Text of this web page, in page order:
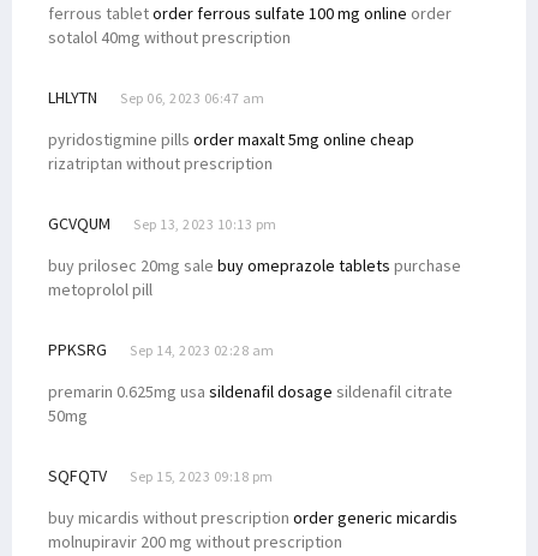
ferrous tabletorder ferrous sulfate 100 mg online order
sotalol 40mg without prescription
LHLYTN Sep 06, 2023 06:47 am
pyridostigmine pills order maxalt 5mg online cheap
rizatriptan without prescription
GCVQUM Sep 13, 2023 10:13 pm
buy prilosec 20mg sale buy omeprazole tablets purchase
metoprolol pill
PPKSRG Sep 14, 2023 02:28 am
premarin 0.625mg usa sildenafil dosage sildenafil citrate
50mg
SQFQTV Sep 15, 2023 09:18 pm
buy micardis without prescription order generic micardis
molnupiravir 200 mg without prescription